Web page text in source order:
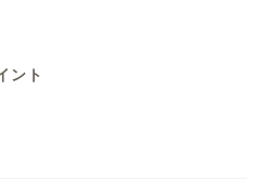
ント